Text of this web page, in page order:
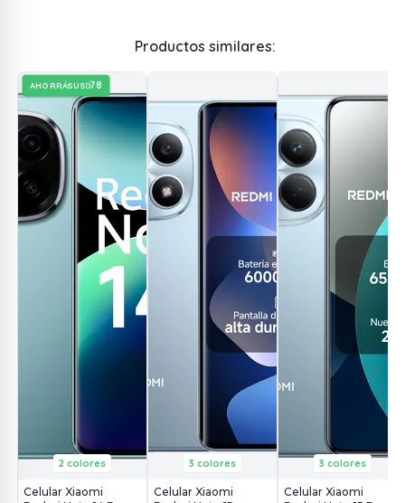
Productos similares:
AHORRÁSUSD78
2 colores
Celular Xiaomi
3 colores
Celular Xiaomi
3 colores
Celular Xiaomi